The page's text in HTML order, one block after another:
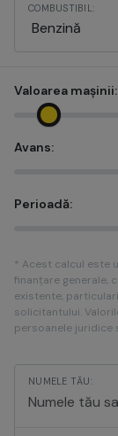
COMBUSTIBIL:
Valoarea mașinii:
Avans:
Perioadă:
* Acest calcul este
finanțare generale,
existente,
solicitantului.
persoanele juridice
NUMELE TĂU: